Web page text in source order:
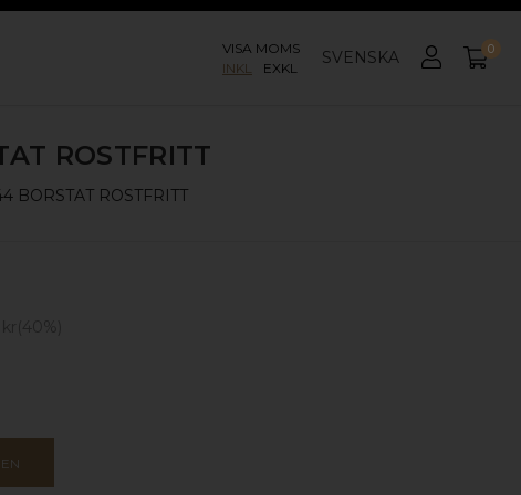
VISA MOMS
INKL
EXKL SVENSKA 0
ROSTFRITT
BORSTAT ROSTFRITT